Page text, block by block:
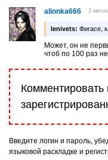
alionka666 3
lenivets: Фигасе,
Может, он не
чтоб по 100 раз
Комментировать
Введите логин и пароль,
языковой раскладке и